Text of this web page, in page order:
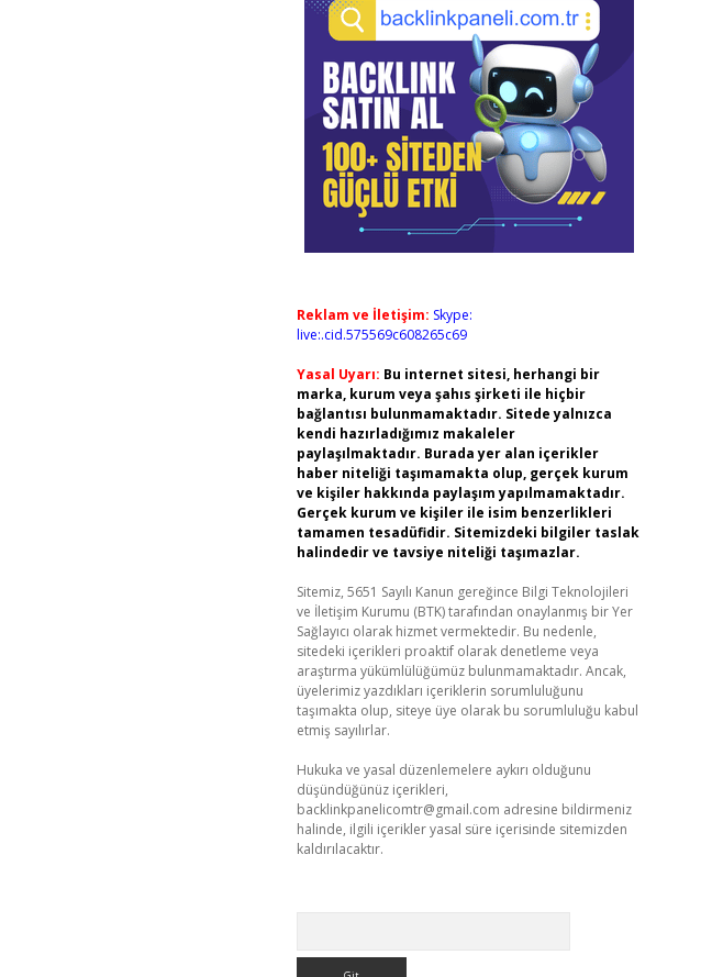
Reklam ve İletişim: Skype:
live:.cid.575569c608265c69
Yasal Uyarı: Bu internet sitesi, herhangi bir
marka, kurum veya şahıs şirketi ile hiçbir
bağlantısı bulunmamaktadır. Sitede yalnızca
kendi hazırladığımız makaleler
paylaşılmaktadır. Burada yer alan içerikler
haber niteliği taşımamakta olup, gerçek kurum
ve kişiler hakkında paylaşım yapılmamaktadır.
Gerçek kurum ve kişiler ile isim benzerlikleri
tamamen tesadüfidir. Sitemizdeki bilgiler taslak
halindedir ve tavsiye niteliği taşımazlar.
Sitemiz, 5651 Sayılı Kanun gereğince Bilgi Teknolojileri
ve İletişim Kurumu (BTK) tarafından onaylanmış bir Yer
Sağlayıcı olarak hizmet vermektedir. Bu nedenle,
sitedeki içerikleri proaktif olarak denetleme veya
araştırma yükümlülüğümüz bulunmamaktadır. Ancak,
üyelerimiz yazdıkları içeriklerin sorumluluğunu
taşımakta olup, siteye üye olarak bu sorumluluğu kabul
etmiş sayılırlar.
Hukuka ve yasal düzenlemelere aykırı olduğunu
düşündüğünüz içerikleri,
backlinkpanelicomtr@gmail.com adresine bildirmeniz
halinde, ilgili içerikler yasal süre içerisinde sitemizden
kaldırılacaktır.